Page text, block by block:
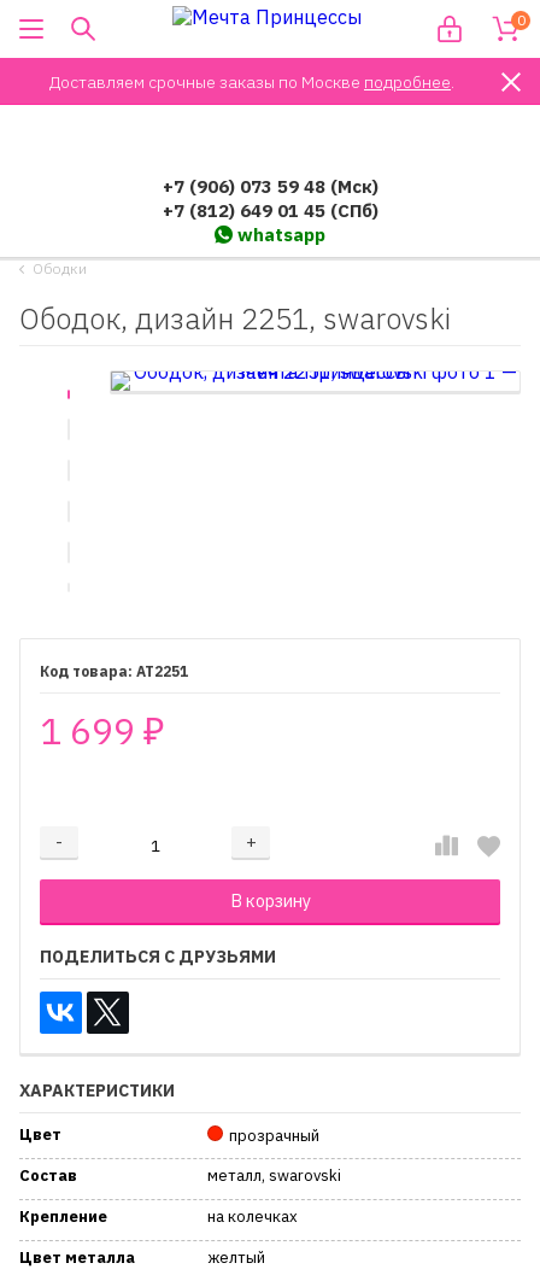
Доставляем срочные заказы по Москве подробнее.
0
+7 (906) 073 59 48 (Мск)
+7 (812) 649 01 45 (СПб)
whatsapp
Ободки
Ободок, дизайн 2251, swarovski
AT2251
1 699 ₽
- +
Добавляется...
В корзину
Добавлен
ПОДЕЛИТЬСЯ С ДРУЗЬЯМИ
ХАРАКТЕРИСТИКИ
Цвет
прозрачный
Состав
металл, swarovski
Крепление
на колечках
Цвет металла
желтый